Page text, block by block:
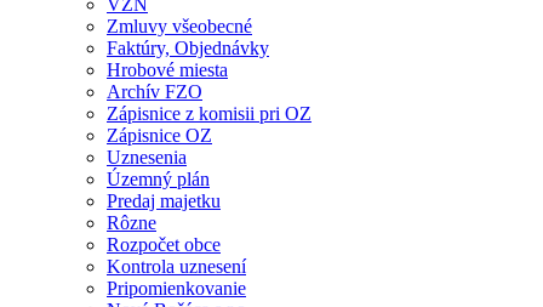
VZN
Zmluvy všeobecné
Faktúry, Objednávky
Hrobové miesta
Archív FZO
Zápisnice z komisii pri OZ
Zápisnice OZ
Uznesenia
Územný plán
Predaj majetku
Rôzne
Rozpočet obce
Kontrola uznesení
Pripomienkovanie